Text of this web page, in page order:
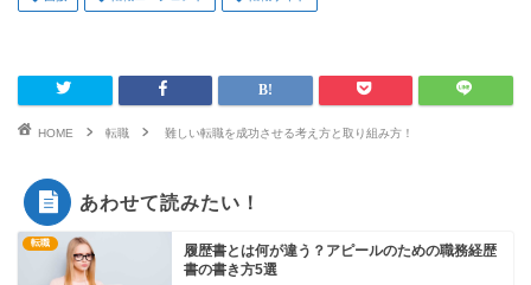
HOME 転職 難しい転職を成功させる考え方と取り組み方！
あわせて読みたい！
転職
履歴書とは何が違う？アピールのための職務経歴
書の書き方5選